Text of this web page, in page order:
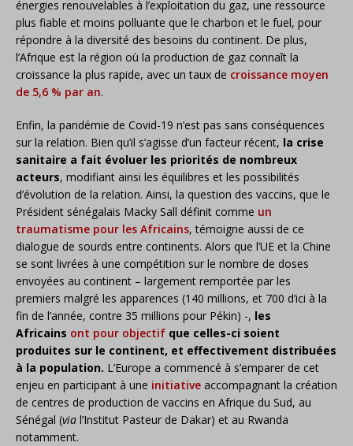
énergies renouvelables à l’exploitation du gaz, une ressource
plus fiable et moins polluante que le charbon et le fuel, pour
répondre à la diversité des besoins du continent. De plus,
l’Afrique est la région où la production de gaz connaît la
croissance la plus rapide, avec un taux de croissance moyen
de 5,6 % par an.
Enfin, la pandémie de Covid-19 n’est pas sans conséquences
sur la relation. Bien qu’il s’agisse d’un facteur récent, la crise
sanitaire a fait évoluer les priorités de nombreux
acteurs, modifiant ainsi les équilibres et les possibilités
d’évolution de la relation. Ainsi, la question des vaccins, que le
Président sénégalais Macky Sall définit comme un
traumatisme pour les Africains, témoigne aussi de ce
dialogue de sourds entre continents. Alors que l’UE et la Chine
se sont livrées à une compétition sur le nombre de doses
envoyées au continent – largement remportée par les
premiers malgré les apparences (140 millions, et 700 d’ici à la
fin de l’année, contre 35 millions pour Pékin) -, les
Africains ont pour objectif que celles-ci soient
produites sur le continent, et effectivement distribuées
à la population. L’Europe a commencé à s’emparer de cet
enjeu en participant à une initiative accompagnant la création
de centres de production de vaccins en Afrique du Sud, au
Sénégal (via l’Institut Pasteur de Dakar) et au Rwanda
notamment.